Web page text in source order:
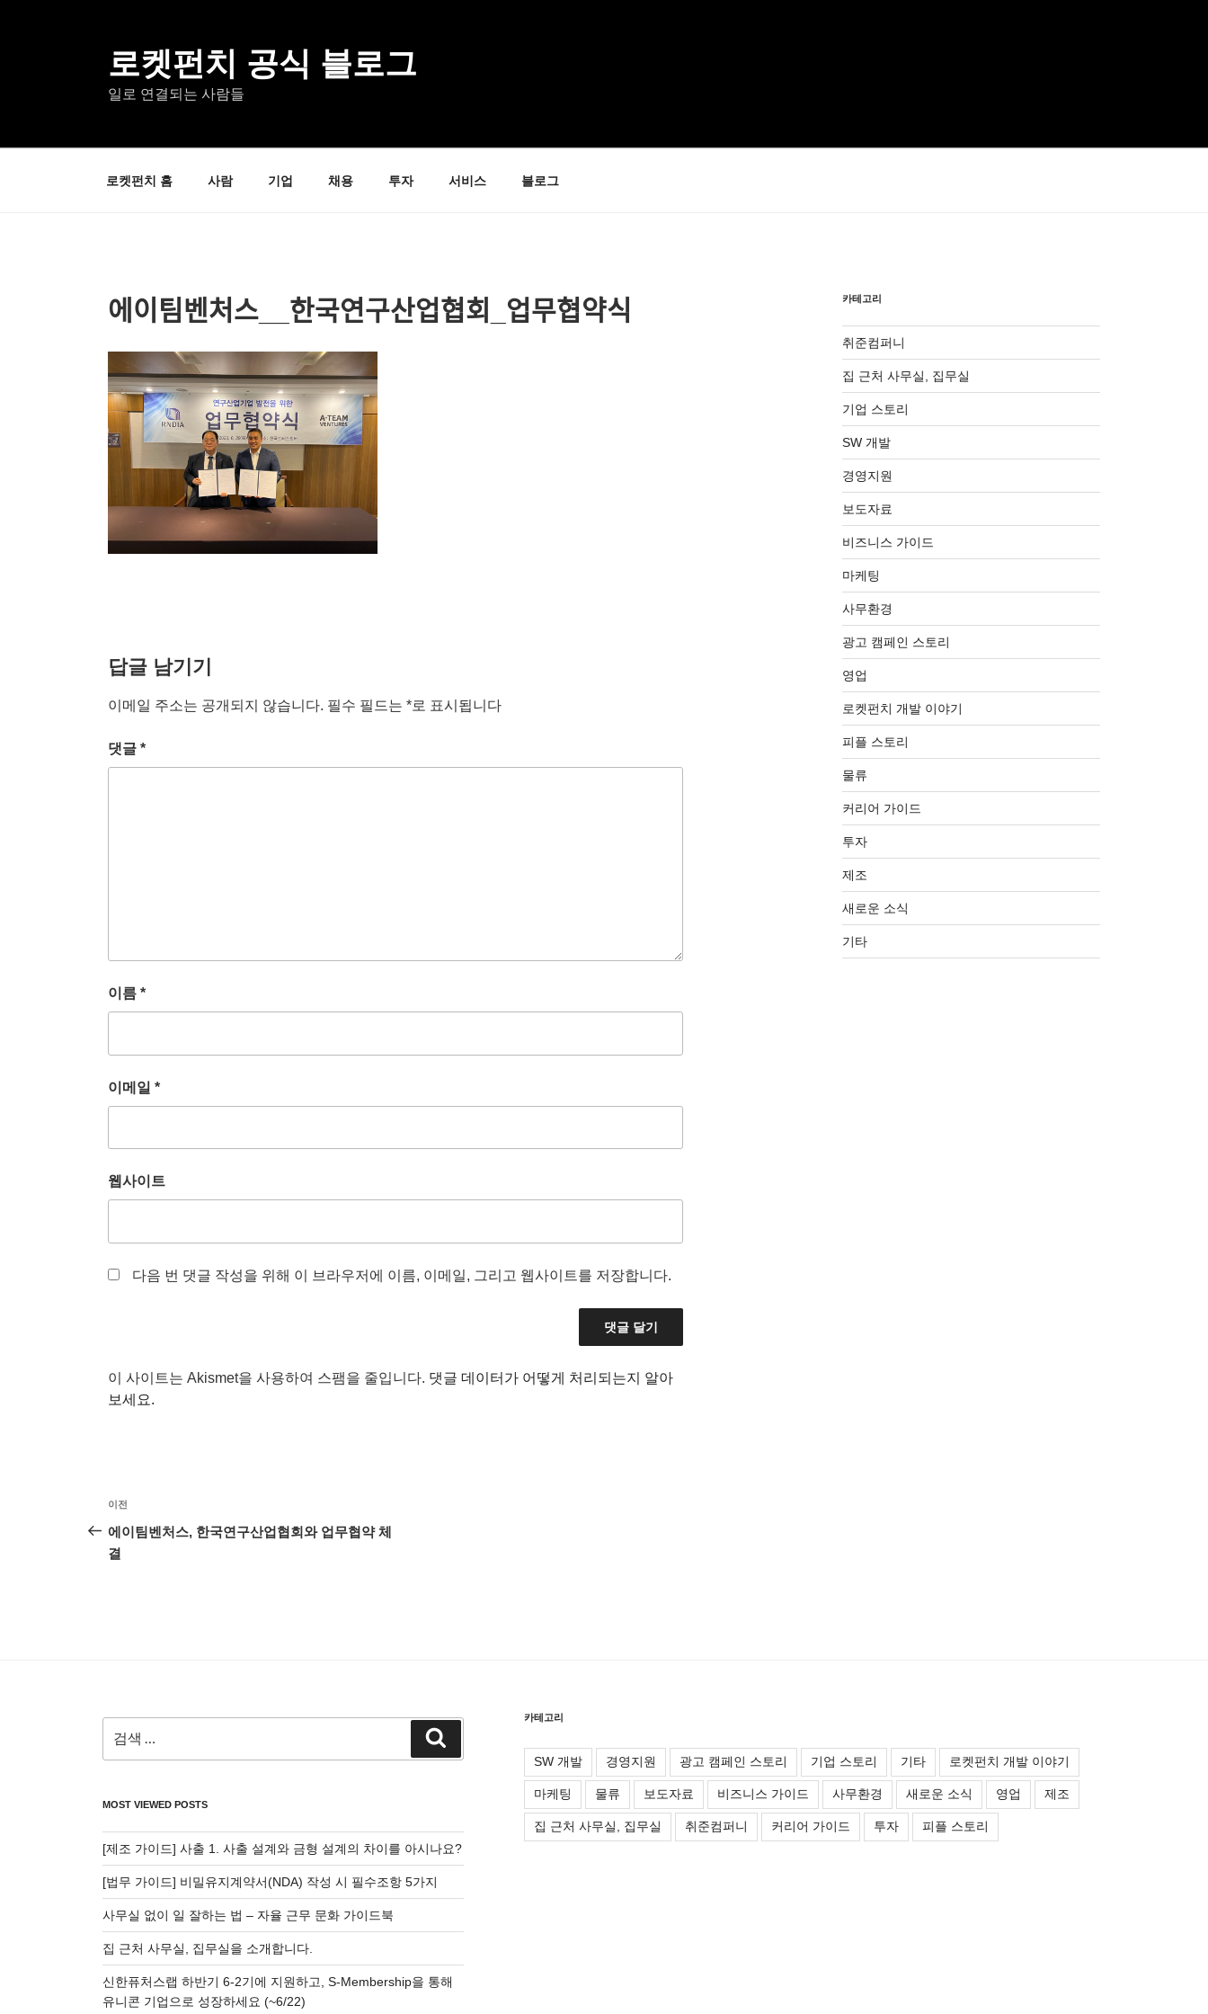
로켓펀치 공식 블로그
일로 연결되는 사람들
로켓펀치 홈 사람 기업 채용 투자 서비스 블로그
에이팀벤처스__한국연구산업협회_업무협약식
답글 남기기
이메일 주소는 공개되지 않습니다. 필수 필드는 *로 표시됩니다
댓글 *
이름 *
이메일 *
웹사이트
다음 번 댓글 작성을 위해 이 브라우저에 이름, 이메일, 그리고 웹사이트를 저장합니다.
이 사이트는 Akismet을 사용하여 스팸을 줄입니다. 댓글 데이터가 어떻게 처리되는지 알아
보세요.
글
탐
색
이
전
글
이전
에이팀벤처스, 한국연구산업협회와 업무협약 체
결
카테고리
취준컴퍼니
집 근처 사무실, 집무실
기업 스토리
SW 개발
경영지원
보도자료
비즈니스 가이드
마케팅
사무환경
광고 캠페인 스토리
영업
로켓펀치 개발 이야기
피플 스토리
물류
커리어 가이드
투자
제조
새로운 소식
기타
색:
색
MOST VIEWED POSTS
[제조 가이드] 사출 1. 사출 설계와 금형 설계의 차이를 아시나요?
[법무 가이드] 비밀유지계약서(NDA) 작성 시 필수조항 5가지
사무실 없이 일 잘하는 법 – 자율 근무 문화 가이드북
집 근처 사무실, 집무실을 소개합니다.
신한퓨처스랩 하반기 6-2기에 지원하고, S-Membership을 통해
유니콘 기업으로 성장하세요 (~6/22)
카테고리
SW 개발 경영지원 광고 캠페인 스토리 기업 스토리 기타 로켓펀치 개발 이야기
마케팅 물류 보도자료 비즈니스 가이드 사무환경 새로운 소식 영업 제조
집 근처 사무실, 집무실 취준컴퍼니 커리어 가이드 투자 피플 스토리